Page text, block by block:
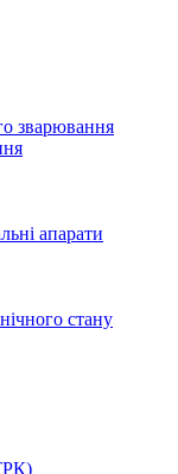
зварювання
апарати
стану